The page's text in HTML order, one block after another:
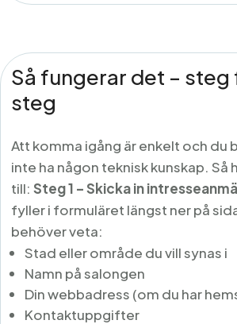
Så fungerar det – steg
steg
Att komma igång är enkelt och du
inte ha någon teknisk kunskap. Så
till:Steg 1 – Skicka in
fyller i formuläret längst ner på
behöver veta:
Stad eller område du vill synas i
Namn på salongen
Din webbadress (om du har
Kontaktuppgifter